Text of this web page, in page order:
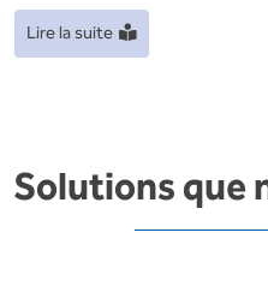
Lire la suite
Solutions que